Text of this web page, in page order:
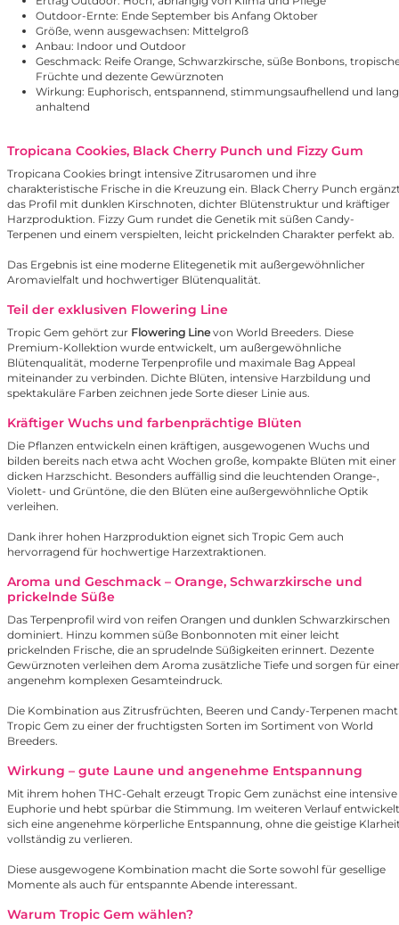
Outdoor-Ernte: Ende September bis Anfang Oktober
Größe, wenn ausgewachsen: Mittelgroß
Anbau: Indoor und Outdoor
Geschmack: Reife Orange, Schwarzkirsche, süße Bonbons,
Früchte und dezente Gewürznoten
Wirkung: Euphorisch, entspannend, stimmungsaufhellend und lang
anhaltend
Tropicana Cookies, Black Cherry Punch und Fizzy Gum
Tropicana Cookies bringt intensive Zitrusaromen und ihre
charakteristische Frische in die Kreuzung ein. Black Cherry Punch
das Profil mit dunklen Kirschnoten, dichter Blütenstruktur und kräftiger
Harzproduktion. Fizzy Gum rundet die Genetik mit süßen Candy-
Terpenen und einem verspielten, leicht prickelnden Charakter perfekt ab.
Das Ergebnis ist eine moderne Elitegenetik mit außergewöhnlicher
Aromavielfalt und hochwertiger Blütenqualität.
Teil der exklusiven Flowering Line
Tropic Gem gehört zur Flowering Linevon World Breeders. Diese
Premium-Kollektion wurde entwickelt, um außergewöhnliche
Blütenqualität, moderne Terpenprofile und maximale Bag Appeal
miteinander zu verbinden. Dichte Blüten, intensive Harzbildung und
spektakuläre Farben zeichnen jede Sorte dieser Linie aus.
Kräftiger Wuchs und farbenprächtige Blüten
Die Pflanzen entwickeln einen kräftigen, ausgewogenen Wuchs und
bilden bereits nach etwa acht Wochen große, kompakte Blüten mit einer
dicken Harzschicht. Besonders auffällig sind die leuchtenden Orange-,
Violett- und Grüntöne, die den Blüten eine außergewöhnliche Optik
verleihen.
Dank ihrer hohen Harzproduktion eignet sich Tropic Gem auch
hervorragend für hochwertige Harzextraktionen.
Aroma und Geschmack – Orange, Schwarzkirsche und
prickelnde Süße
Das Terpenprofil wird von reifen Orangen und dunklen Schwarzkirschen
dominiert. Hinzu kommen süße Bonbonnoten mit einer leicht
prickelnden Frische, die an sprudelnde Süßigkeiten erinnert. Dezente
Gewürznoten verleihen dem Aroma zusätzliche Tiefe und sorgen für
angenehm komplexen Gesamteindruck.
Die Kombination aus Zitrusfrüchten, Beeren und Candy-Terpenen macht
Tropic Gem zu einer der fruchtigsten Sorten im Sortiment von World
Breeders.
Wirkung – gute Laune und angenehme Entspannung
Mit ihrem hohen THC-Gehalt erzeugt Tropic Gem zunächst eine intensive
Euphorie und hebt spürbar die Stimmung. Im weiteren Verlauf entwickelt
sich eine angenehme körperliche Entspannung, ohne die geistige
vollständig zu verlieren.
Diese ausgewogene Kombination macht die Sorte sowohl für gesellige
Momente als auch für entspannte Abende interessant.
Warum Tropic Gem wählen?